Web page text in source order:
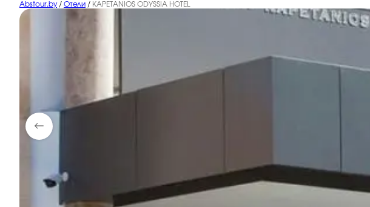
Abstour.by / Отели / KAPETANIOS ODYSSIA HOTEL